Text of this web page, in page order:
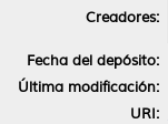
Creadores:
Fecha del depósito:
Última modificación:
URI: